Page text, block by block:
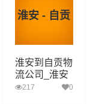
淮安 - 自贡
淮安到自贡物
流公司_淮安
到自贡货运_
217 0